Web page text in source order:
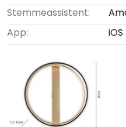
Stemmeassistent:
App: